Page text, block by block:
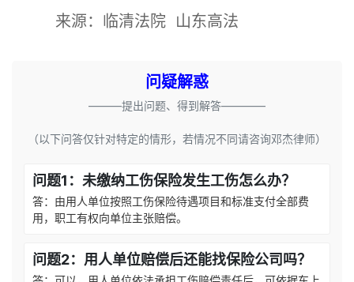
来源：临清法院 山东高法
问疑解惑
———提出问题、得到解答————
（以下问答仅针对特定的情形，若情况不同请咨询邓杰律师）
问题1：未缴纳工伤保险发生工伤怎么办？
答：由用人单位按照工伤保险待遇项目和标准支付全部费
用，职工有权向单位主张赔偿。
问题2：用人单位赔偿后还能找保险公司吗？